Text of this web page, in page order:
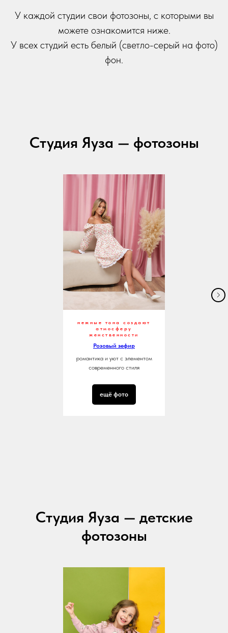
У каждой студии свои фотозоны, с которыми вы
можете ознакомится ниже.
У всех студий есть белый (светло-серый на фото)
фон.
Студия Яуза — фотозоны
нежные тона создают
атмосферу
женственности
Розовый зефир
романтика и уют с элементом
современного стиля
ещё фото
Студия Яуза — детские
фотозоны